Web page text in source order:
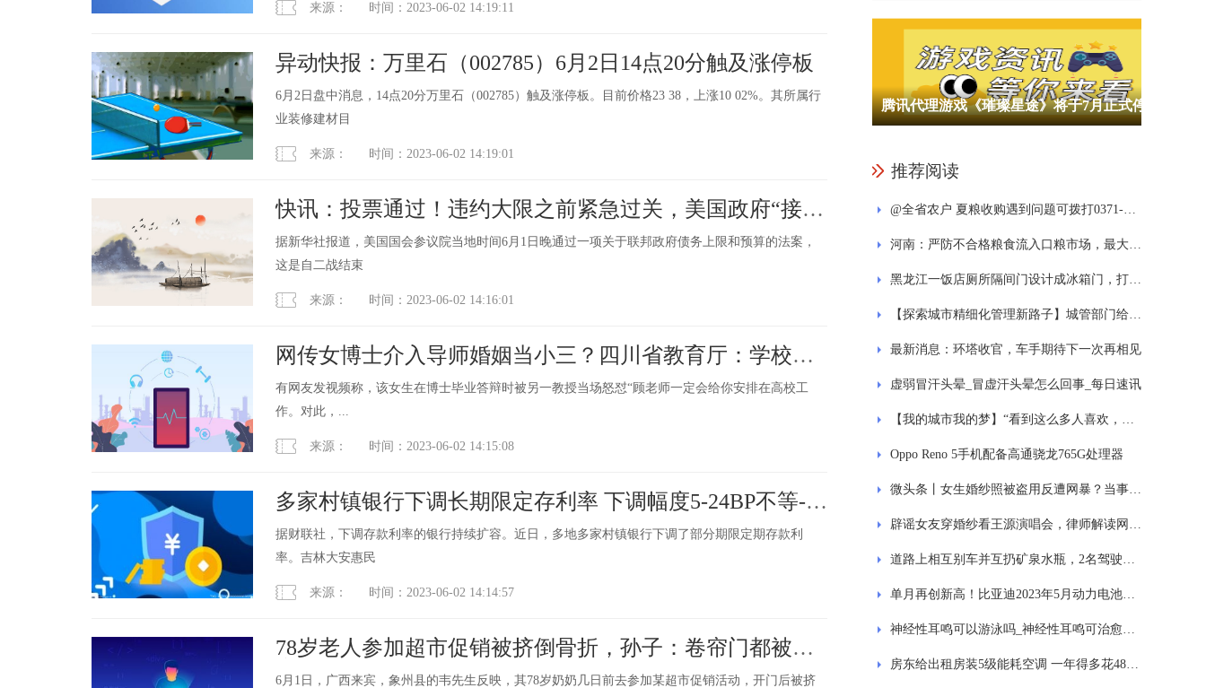
来源： 时间：2023-06-02 14:19:11
异动快报：万里石（002785）6月2日14点20分触及涨停板
6月2日盘中消息，14点20分万里石（002785）触及涨停板。目前价格23 38，上涨10 02%。其所属行
业装修建材目
来源： 时间：2023-06-02 14:19:01
快讯：投票通过！违约大限之前紧急过关，美国政府“接着
透支接着舞”？
据新华社报道，美国国会参议院当地时间6月1日晚通过一项关于联邦政府债务上限和预算的法案，
这是自二战结束
来源： 时间：2023-06-02 14:16:01
网传女博士介入导师婚姻当小三？四川省教育厅：学校正
核查
有网友发视频称，该女生在博士毕业答辩时被另一教授当场怒怼“顾老师一定会给你安排在高校工
作。对此，...
来源： 时间：2023-06-02 14:15:08
多家村镇银行下调长期限定存利率 下调幅度5-24BP不等-环
球观察
据财联社，下调存款利率的银行持续扩容。近日，多地多家村镇银行下调了部分期限定期存款利
率。吉林大安惠民
来源： 时间：2023-06-02 14:14:57
78岁老人参加超市促销被挤倒骨折，孙子：卷帘门都被挤
变形了
6月1日，广西来宾，象州县的韦先生反映，其78岁奶奶几日前去参加某超市促销活动，开门后被挤
推荐阅读
@全省农户 夏粮收购遇到问题可拨打0371-65683691
河南：严防不合格粮食流入口粮市场，最大限度维护种粮农民利益
黑龙江一饭店厕所隔间门设计成冰箱门，打开还有零食和啤酒饮料 每日消息
【探索城市精细化管理新路子】城管部门给路灯做全面“体检” 为车辆和市民夜间安全出行“保驾护航”|世界热资讯
最新消息：环塔收官，车手期待下一次再相见
虚弱冒汗头晕_冒虚汗头晕怎么回事_每日速讯
【我的城市我的梦】“看到这么多人喜欢，我更有信心了” 音乐节上摆摊编发激发创业灵感
Oppo Reno 5手机配备高通骁龙765G处理器
微头条丨女生婚纱照被盗用反遭网暴？当事人及平台回应......
辟谣女友穿婚纱看王源演唱会，律师解读网络造谣维权难_全球独家
道路上相互别车并互扔矿泉水瓶，2名驾驶员被行拘
单月再创新高！比亚迪2023年5月动力电池及储能电池装机11.489GWh！ 热点评
神经性耳鸣可以游泳吗_神经性耳鸣可治愈吗 焦点快报
房东给出租房装5级能耗空调 一年得多花485元电费